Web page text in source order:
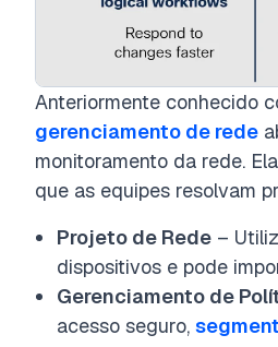
Anteriormente conhecido
gerenciamento de rede
monitoramento da rede.
que as equipes resolvam
Projeto de Rede –
dispositivos e pode
Gerenciamento de
acesso seguro,